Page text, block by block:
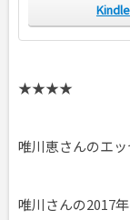
Kindle
★★★★
唯川恵さんのエッ
唯川さんの2017